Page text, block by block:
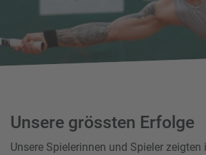
Unsere grössten Erfolge
Unsere Spielerinnen und Spieler zeigten